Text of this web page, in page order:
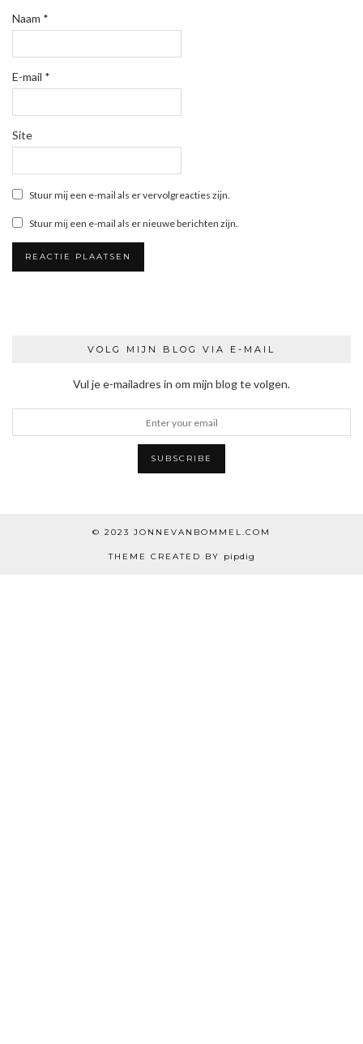
Naam *
E-mail *
Site
Stuur mij een e-mail als er vervolgreacties zijn.
Stuur mij een e-mail als er nieuwe berichten zijn.
VOLG MIJN BLOG VIA E-MAIL
Vul je e-mailadres in om mijn blog te volgen.
© 2023 JONNEVANBOMMEL.COM
THEME CREATED BY pipdig